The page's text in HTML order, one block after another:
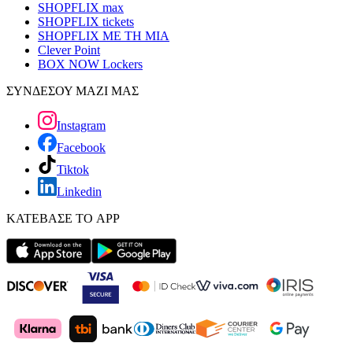
SHOPFLIX max
SHOPFLIX tickets
SHOPFLIX ΜΕ ΤΗ ΜΙΑ
Clever Point
BOX NOW Lockers
ΣΥΝΔΕΣΟΥ ΜΑΖΙ ΜΑΣ
Instagram
Facebook
Tiktok
Linkedin
ΚΑΤΕΒΑΣΕ ΤΟ APP